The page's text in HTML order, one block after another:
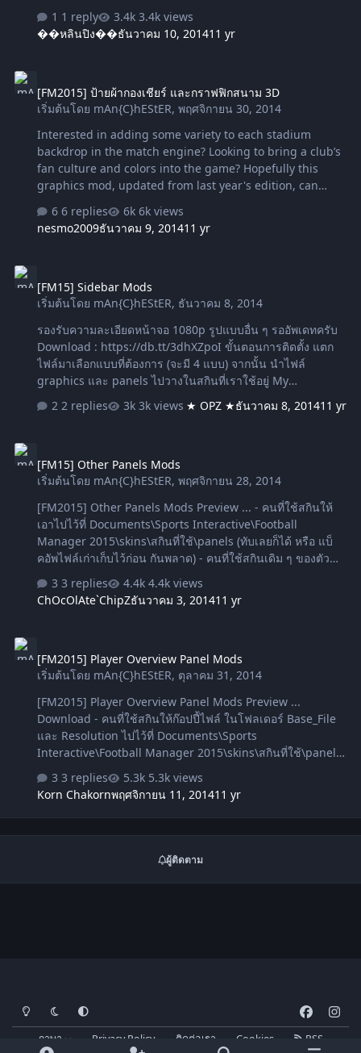
ball and an image of the ball being use in the FM15
match engine: --------------------------------------------------------
ลงเกมส์ C:\Program Files (x86) วางทับลงไปเลย Reload Skin
> Confirm DazS8 , footballmanagercentral
1 reply
3.4k views
��หลินปิง��ธันวาคม 10, 201411 yr
[FM2015] ป้ายผ้ากองเชียร์ และกราฟฟิกสนาม 3D
เริ่มต้นโดย mAn{C}hEStER,พฤศจิกายน 30, 2014
Interested in adding some variety to each stadium
backdrop in the match engine? Looking to bring a club’s
fan culture and colors into the game? Hopefully this
graphics mod, updated from last year's edition, can
FM/Sega/sigames/etc ads along the stadium with club-
specific supporter’s flags, logos, tifos, and more, thereby
stadiums this year, so there's even more opportunities to
see club-specific colors and fan culture all around the
to give your F…
6 replies
6k views
nesmo2009ธันวาคม 9, 201411 yr
[FM15] Sidebar Mods
เริ่มต้นโดย mAn{C}hEStER, ธันวาคม 8, 2014
รองรับความละเอียดหน้าจอ 1080p รูปแบบอื่น ๆ รออัพเดทครับ
Download : https://db.tt/3dhXZpoI ขั้นตอนการติดตั้ง แตก
ไฟล์มาเลือกแบบที่ต้องการ (จะมี 4 แบบ) จากนั้น นำไฟล์
graphics และ panels ไปวางในสกินที่เราใช้อยู่ My
2015/skins/สกินที่ใช้อยู่/ จะทับหรือแบ๊คอัพไฟล์เดิมไว้ก็ตามแต่
Documents/Sports Interactive/Football Manager 2015/
วางเลย ArtDekDok
2 replies 3k views ★ OPZ ★ธันวาคม 8, 201411 yr
[FM15] Other Panels Mods
เริ่มต้นโดย mAn{C}hEStER,พฤศจิกายน 28, 2014
[FM2015] Other Panels Mods Preview ... - คนที่ใช้สกินให้
เอาไปไว้ที่ Documents\Sports Interactive\Football
Manager 2015\skins\สกินที่ใช้\panels (ทับเลยก็ได้ หรือ แบ็
คอัพไฟล์เก่าเก็บไว้ก่อน กันพลาด) - คนที่ใช้สกินเดิม ๆ ของตัว
Manager 2015\panels (ไม่มีโฟลเดอร์ไหนสร้างขึ้นมาเอง)
Download by ArtDekDok
3 replies
4.4k views
ChOcOlAte`ChipZธันวาคม 3, 201411 yr
[FM2015] Player Overview Panel Mods
เริ่มต้นโดย mAn{C}hEStER, ตุลาคม 31, 2014
[FM2015] Player Overview Panel Mods Preview ...
Download - คนที่ใช้สกินให้ก๊อปปี้ไฟล์ ในโฟลเดอร์ Base_File
และ Resolution ไปไว้ที่ Documents\Sports
Interactive\Football Manager 2015\skins\สกินที่ใช้\panels
สกินเดิม ๆ ของตัวเกมส์ให้นำไฟล์ในโฟลเดอร์ Base_File และ
Resolution ไปไว้ที่ Documents\Sports Interactive\Football
Manager 2015\panels (ไม่มีโฟลเดอร์ไหนสร้างขึ้นมาเอง)
artdekdok [sortitoutsi]
3 replies
5.3k views
Korn Chakornพฤศจิกายน 11, 201411 yr
ผู้ติดตาม
โหมดสว่างโหมดมืด การตั้งค่าระบบ
a
n
s
ภาษา Privacy Policy ติดต่อเรา Cookies
RSS